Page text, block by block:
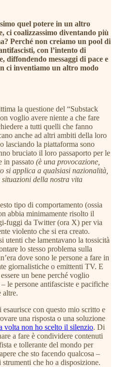
quel potere in un altro
ci coalizzassimo diventando più
Perché non creiamo un pool di
con l’intento di
diffondendo messaggi di pace e
ci inventiamo un altro modo
la questione del “Substack
voglio avere niente a che fare
a tutti quelli che fanno
anche ad altri ambiti della loro
lasciando la piattaforma sono
bruciato il loro passaporto per le
in passato (è una provocazione,
si applica a qualsiasi nazionalità,
della nostra vita
tipo di comportamento (ossia
abbia minimamente risolto il
fuggi da Twitter (ora X) per via
violento che si era creato.
utenti che lamentavano la tossicità
lo stesso problema sulla
dove sono le persone a fare in
giornalistiche o emittenti TV. E
un bene perché voglio
le persone antifasciste e pacifiche
altre.
con questo mio scritto e
una risposta o una soluzione
volta non ho scelto il silenzio. Di
a fare è condividere contenuti
e tollerante del mondo per
che sto facendo qualcosa –
che ho a disposizione.